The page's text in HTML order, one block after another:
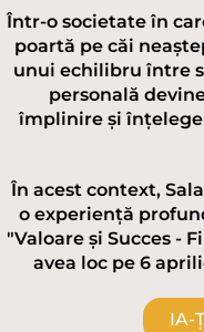
Într-o societate în
poartă pe căi
unui echilibru între
personală
împlinire și
În acest context,
o experiență
"Valoare și Succes -
avea loc pe 6
IA-